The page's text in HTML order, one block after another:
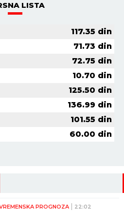
LISTA
117.35 din
71.73 din
72.75 din
10.70 din
125.50 din
136.99 din
101.55 din
60.00 din
PROGNOZA 22:02